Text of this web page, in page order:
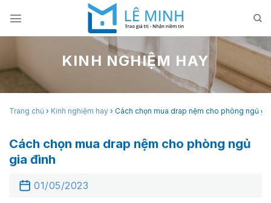
content
KINH NGHIỆM HAY
Trang chủ › Kinh nghiệm hay › Cách chọn mua drap nệm cho phòng ngủ
Cách chọn mua drap nệm cho phòng ngủ
gia đình
01/05/2023